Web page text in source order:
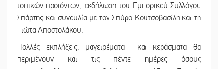
τοπικών προϊόντων, εκδήλωση του Εμπορικού Συλλόγου
Σπάρτης και συναυλία με τον Σπύρο Κουτσοβασίλη και τη
Γιώτα Αποστολάκου.
Πολλές εκπλήξεις, μαγειρέματα και κεράσματα θα
περιμένουν και τις πέντε ημέρες όσους